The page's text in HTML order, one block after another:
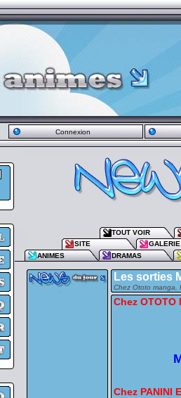
Connexion
TOUT VOIR
SITE
GALERIE
ANIMES
DRAMAS
Les sorties
Chez Ototo manga,
Chez OTOTO
Chez PANINI